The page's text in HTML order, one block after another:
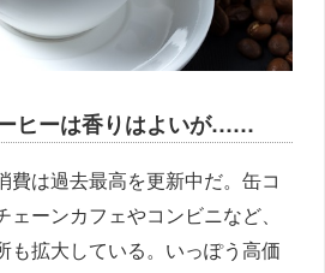
ヒーは香りはよいが……
費は過去最高を更新中だ。缶コ
ーンカフェやコンビニなど、
も拡大している。いっぽう高価